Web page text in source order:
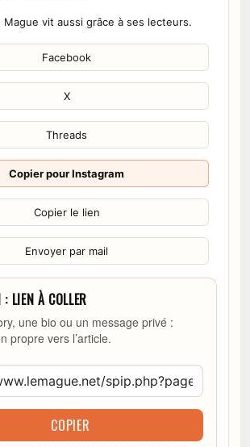
Mague vit aussi grâce à ses lecteurs.
Facebook
X
Threads
Copier pour Instagram
Copier le lien
Envoyer par mail
LIEN À COLLER
une bio ou un message privé :
propre vers l’article.
COPIER